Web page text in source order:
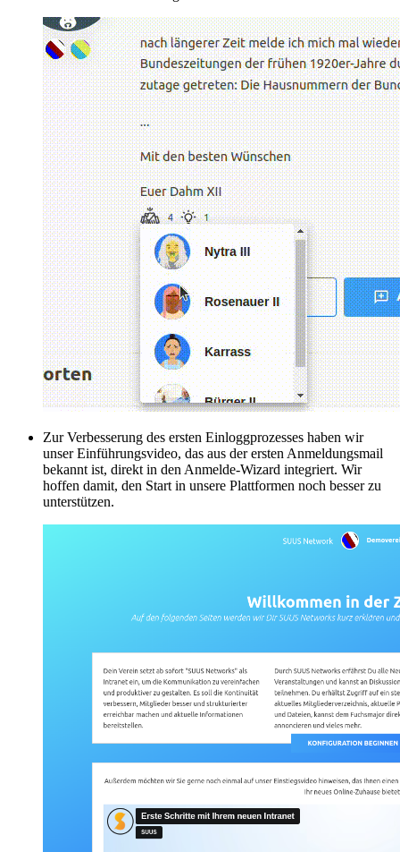
Zur Verbesserung des ersten Einloggprozesses haben wir
unser Einführungsvideo, das aus der ersten Anmeldungsmail
bekannt ist, direkt in den Anmelde-Wizard integriert. Wir
hoffen damit, den Start in unsere Plattformen noch besser zu
unterstützen.